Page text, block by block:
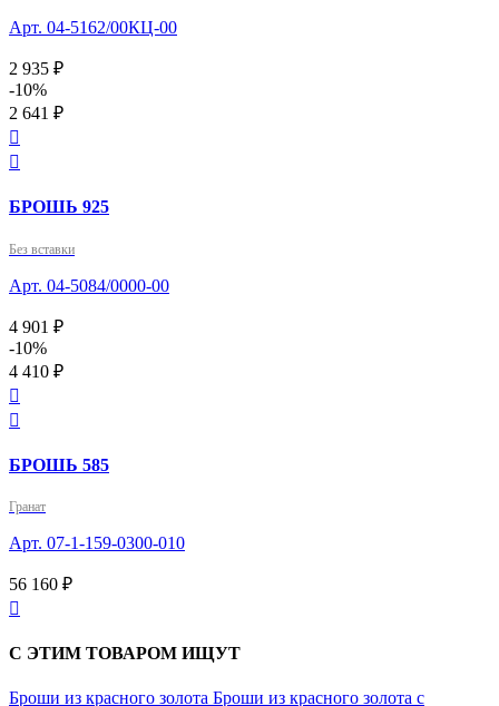
Арт. 04-5162/00КЦ-00
2 935 ₽
-10%
2 641 ₽


БРОШЬ 925
Без вставки
Арт. 04-5084/0000-00
4 901 ₽
-10%
4 410 ₽


БРОШЬ 585
Гранат
Арт. 07-1-159-0300-010
56 160 ₽

С ЭТИМ ТОВАРОМ ИЩУТ
Броши из красного золота Броши из красного золота с